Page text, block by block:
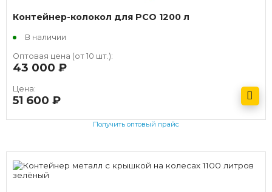
Контейнер-колокол для РСО 1200 л
В наличии
Оптовая цена (от 10 шт.):
43 000
Цена:
51 600
Получить оптовый прайс